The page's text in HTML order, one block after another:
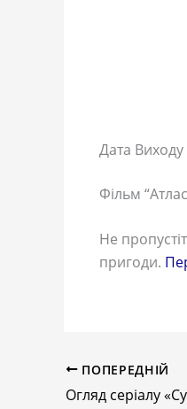
Дата Виходу
Фільм
Не
пригоди.
ПОПЕРЕДНІЙ